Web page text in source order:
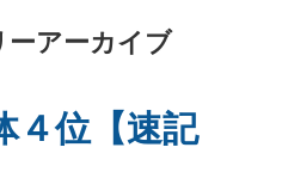
ーアーカイブ
位【速記